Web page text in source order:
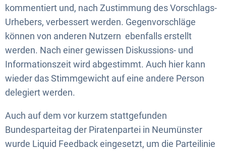
kommentiert und, nach Zustimmung des Vorschlags-
Urhebers, verbessert werden. Gegenvorschläge
können von anderen Nutzern ebenfalls erstellt
werden. Nach einer gewissen Diskussions- und
Informationszeit wird abgestimmt. Auch hier kann
wieder das Stimmgewicht auf eine andere Person
delegiert werden.
Auch auf dem vor kurzem stattgefunden
Bundesparteitag der Piratenpartei in Neumünster
wurde Liquid Feedback eingesetzt, um die Parteilinie